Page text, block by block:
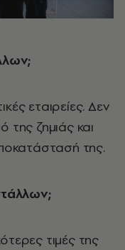
εταιρείες. Δεν
της ζημιάς και
της.
τιμές της